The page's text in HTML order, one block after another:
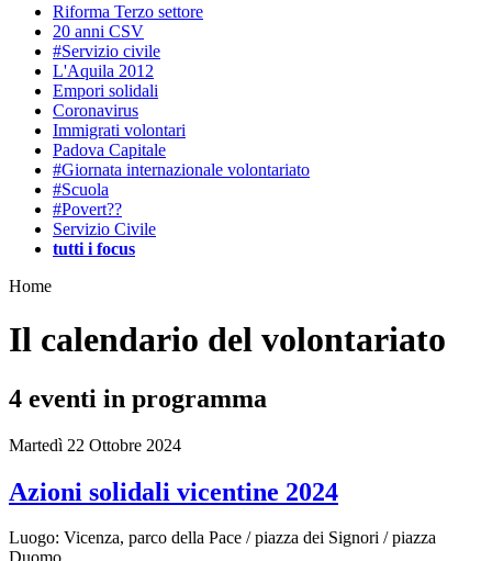
Riforma Terzo settore
20 anni CSV
#Servizio civile
L'Aquila 2012
Empori solidali
Coronavirus
Immigrati volontari
Padova Capitale
#Giornata internazionale volontariato
#Scuola
#Povert??
Servizio Civile
tutti i focus
Home
Il calendario del volontariato
4 eventi in programma
Martedì 22 Ottobre 2024
Azioni solidali vicentine 2024
Luogo: Vicenza, parco della Pace / piazza dei Signori / piazza